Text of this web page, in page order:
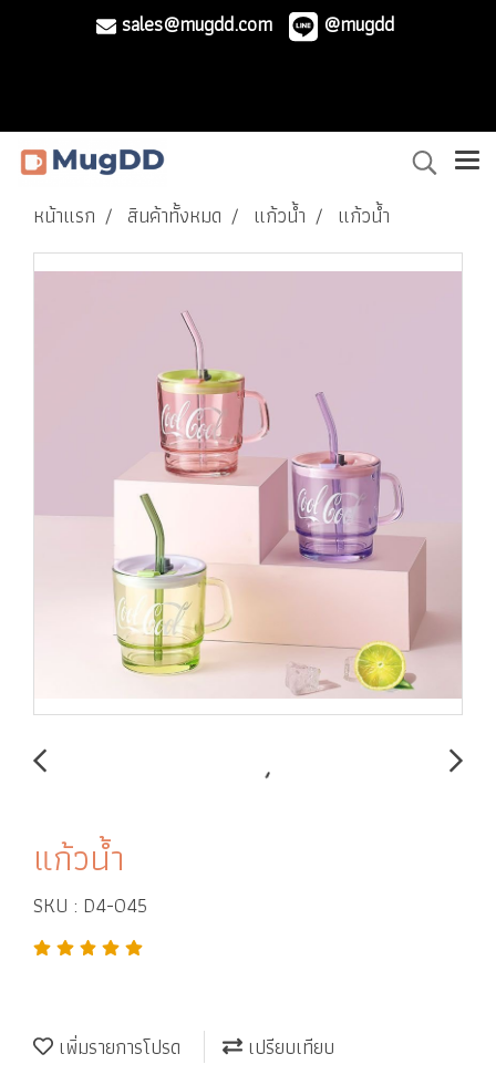
sales@mugdd.com @mugdd
หน้าแรก สินค้าทั้งหมด แก้วน้ำ แก้วน้ำ
แก้วน้ำ
SKU : D4-045
เพิ่มรายการโปรด
เปรียบเทียบ